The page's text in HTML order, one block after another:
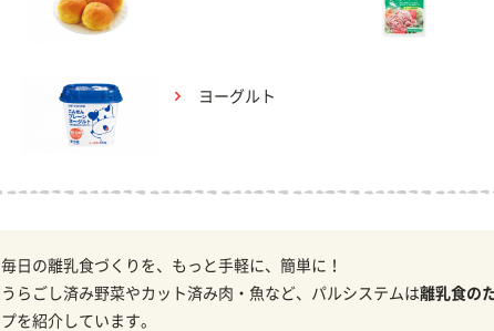
ヨーグルト
毎日の離乳食づくりを、もっと手軽に、簡単に！
うらごし済み野菜やカット済み肉・魚など、パルシステムは離乳食の
プを紹介しています。